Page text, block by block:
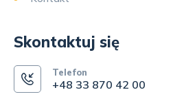
Skontaktuj się
Telefon
+48 33 870 42 00